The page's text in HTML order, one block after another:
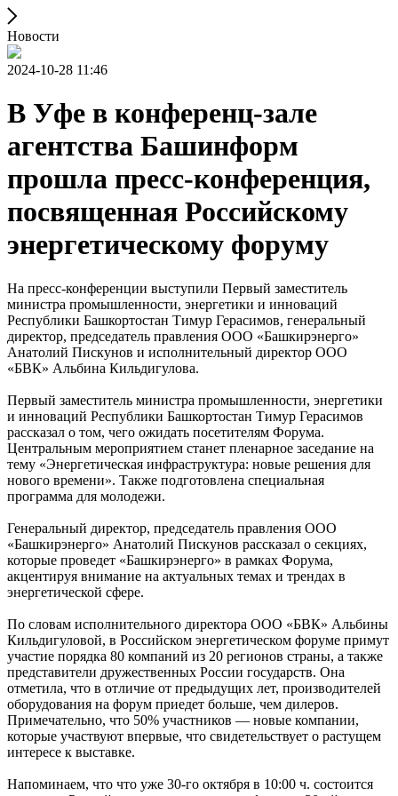
Новости
2024-10-28 11:46
В Уфе в конференц-зале
агентства Башинформ
прошла пресс-конференция,
посвященная Российскому
энергетическому форуму
На пресс-конференции выступили Первый заместитель
министра промышленности, энергетики и инноваций
Республики Башкортостан Тимур Герасимов, генеральный
директор, председатель правления ООО «Башкирэнерго»
Анатолий Пискунов и исполнительный директор ООО
«БВК» Альбина Кильдигулова.
Первый заместитель министра промышленности, энергетики
и инноваций Республики Башкортостан Тимур Герасимов
рассказал о том, чего ожидать посетителям Форума.
Центральным мероприятием станет пленарное заседание на
тему «Энергетическая инфраструктура: новые решения для
нового времени». Также подготовлена специальная
программа для молодежи.
Генеральный директор, председатель правления ООО
«Башкирэнерго» Анатолий Пискунов рассказал о секциях,
которые проведет «Башкирэнерго» в рамках Форума,
акцентируя внимание на актуальных темах и трендах в
энергетической сфере.
По словам исполнительного директора ООО «БВК» Альбины
Кильдигуловой, в Российском энергетическом форуме примут
участие порядка 80 компаний из 20 регионов страны, а также
представители дружественных России государств. Она
отметила, что в отличие от предыдущих лет, производителей
оборудования на форум приедет больше, чем дилеров.
Примечательно, что 50% участников — новые компании,
которые участвуют впервые, что свидетельствует о растущем
интересе к выставке.
Напоминаем, что что уже 30-го октября в 10:00 ч. состоится